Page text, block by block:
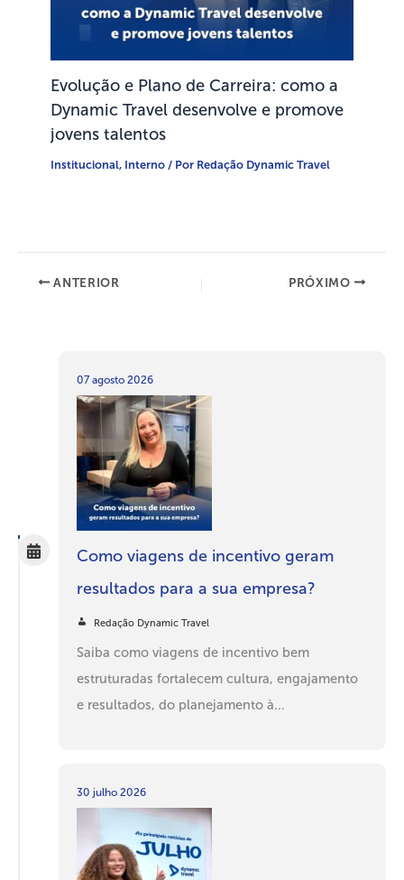
Evolução e Plano de Carreira: como a
Dynamic Travel desenvolve e promove
jovens talentos
Institucional, Interno / Por Redação Dynamic Travel
ANTERIOR PRÓXIMO
07 agosto 2026
Como viagens de incentivo geram
resultados para a sua empresa?
Redação Dynamic Travel
Saiba como viagens de incentivo bem
estruturadas fortalecem cultura, engajamento
e resultados, do planejamento à...
30 julho 2026